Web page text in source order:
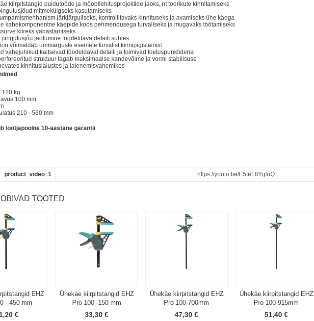
kiirpitstangid puidutööde ja mööbliehitusprojektide jaoks, nt toorikute kinnitamiseks
mitmekülgseks kasutamiseks
järkjärguliseks, kontrollitavaks kinnituseks ja avamiseks ühe käega
kahekomponentne käepide koos pehmendusega turvaliseks ja mugavaks töötamiseks
kiireks vabastamiseks
jaotumine töödeldava detaili suhtes
võimaldab ümmarguste esemete turvalist kinnipigistamist
vahejuhikud kaitsevad töödeldavat detaili ja toimivad toetuspunktidena
struktuur tagab maksimaalse kandevõime ja vormi stabiilsuse
kinnituslaiustes ja laienemisvahemikes
120 kg
100 mm
210 - 560 mm
tootjapoolne 10-aastane garantii
product_video_1 https://youtu.be/E5fe18YgluQ
TOOTED
EHZ
- 450 mm
€
Ühekäe kiirpitstangid EHZ
Pro 100 -150 mm
33,30 €
Ühekäe kiirpitstangid EHZ
Pro 100-700mm
47,30 €
Ühekäe kiirpitstangid EHZ
Pro 100-915mm
51,40 €